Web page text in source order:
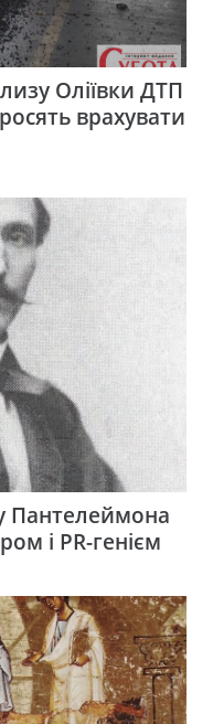
Оліївки ДТП
врахувати
Пантелеймона
і PR-генієм